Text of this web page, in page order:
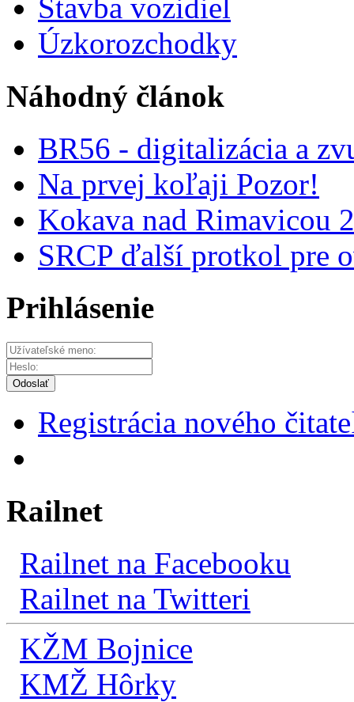
Stavba vozidiel
Úzkorozchodky
Náhodný článok
BR56 - digitalizácia a
Na prvej koľaji Pozor!
Kokava nad Rimavicou
SRCP ďalší protkol pre
Prihlásenie
Odoslať
Registrácia nového
Railnet
Railnet na Facebooku
Railnet na Twitteri
KŽM Bojnice
KMŽ Hôrky